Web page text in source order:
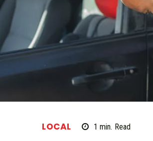
LOCAL 1 min. Read